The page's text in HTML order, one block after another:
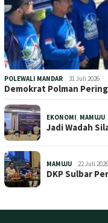
POLEWALI MANDAR 31 Juli 2026
Demokrat Polman
EKONOMI, MAMUJU
Jadi Wadah
MAMUJU 22 Juli 2026
DKP Sulbar